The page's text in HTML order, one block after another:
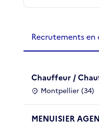
Recrutements
Chauffeur /
Montpellier (34)
MENUISIER